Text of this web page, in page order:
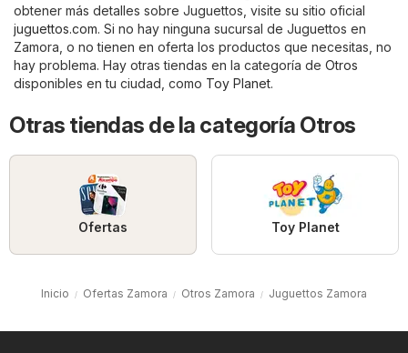
obtener más detalles sobre Juguettos, visite su sitio oficial
juguettos.com. Si no hay ninguna sucursal de Juguettos en
Zamora, o no tienen en oferta los productos que necesitas, no
hay problema. Hay otras tiendas en la categoría de Otros
disponibles en tu ciudad, como Toy Planet.
Otras tiendas de la categoría Otros
Ofertas Toy Planet
Inicio Ofertas Zamora Otros Zamora Juguettos Zamora